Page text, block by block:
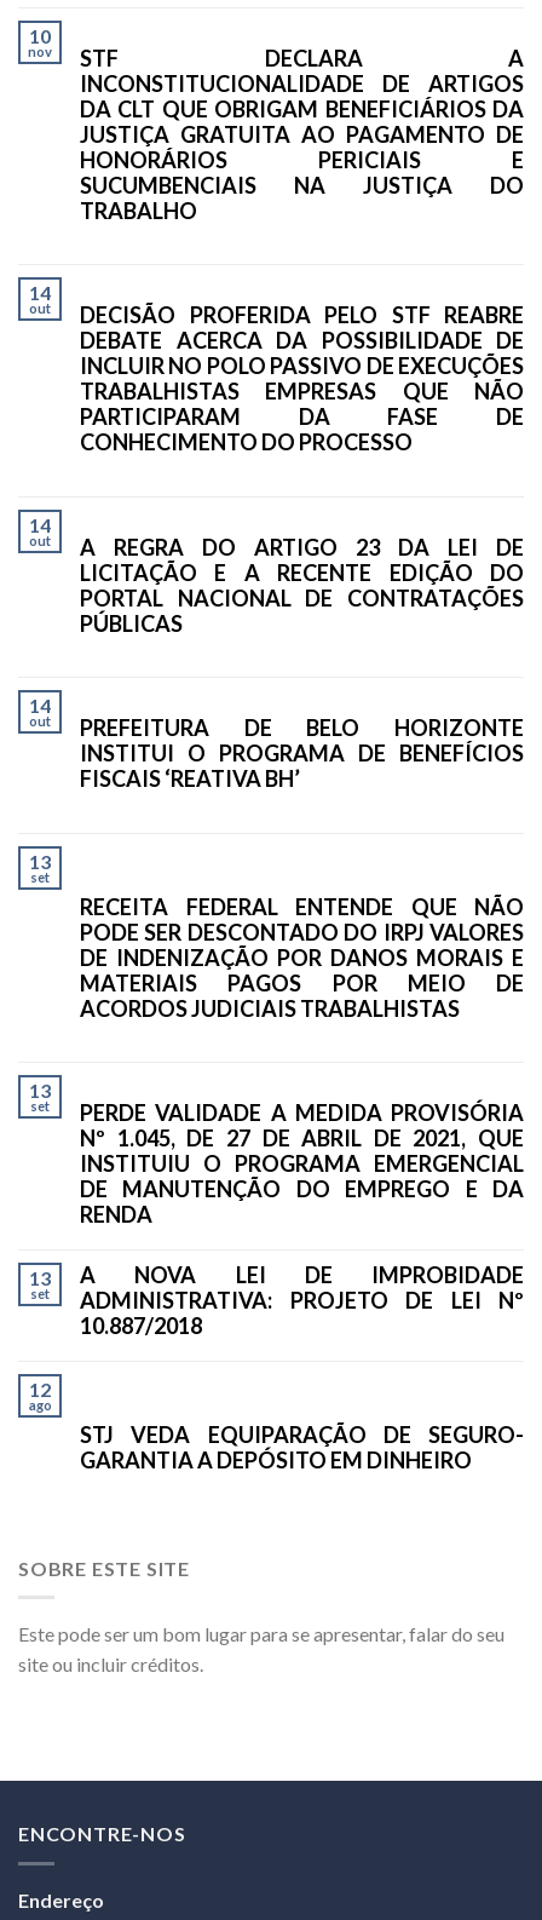
10
nov
STF DECLARA A
INCONSTITUCIONALIDADE DE ARTIGOS
DA CLT QUE OBRIGAM BENEFICIÁRIOS DA
JUSTIÇA GRATUITA AO PAGAMENTO DE
HONORÁRIOS PERICIAIS E
SUCUMBENCIAIS NA JUSTIÇA DO
TRABALHO
14
out
DECISÃO PROFERIDA PELO STF REABRE
DEBATE ACERCA DA POSSIBILIDADE DE
INCLUIR NO POLO PASSIVO DE EXECUÇÕES
TRABALHISTAS EMPRESAS QUE NÃO
PARTICIPARAM DA FASE DE
CONHECIMENTO DO PROCESSO
14
out
A REGRA DO ARTIGO 23 DA LEI DE
LICITAÇÃO E A RECENTE EDIÇÃO DO
PORTAL NACIONAL DE CONTRATAÇÕES
PÚBLICAS
14
out
PREFEITURA DE BELO HORIZONTE
INSTITUI O PROGRAMA DE BENEFÍCIOS
FISCAIS ‘REATIVA BH’
13
set
RECEITA FEDERAL ENTENDE QUE NÃO
PODE SER DESCONTADO DO IRPJ VALORES
DE INDENIZAÇÃO POR DANOS MORAIS E
MATERIAIS PAGOS POR MEIO DE
ACORDOS JUDICIAIS TRABALHISTAS
13
set
PERDE VALIDADE A MEDIDA PROVISÓRIA
Nº 1.045, DE 27 DE ABRIL DE 2021, QUE
INSTITUIU O PROGRAMA EMERGENCIAL
DE MANUTENÇÃO DO EMPREGO E DA
RENDA
13
set
A NOVA LEI DE IMPROBIDADE
ADMINISTRATIVA: PROJETO DE LEI Nº
10.887/2018
12
ago
STJ VEDA EQUIPARAÇÃO DE SEGURO-
GARANTIA A DEPÓSITO EM DINHEIRO
SOBRE ESTE SITE
Este pode ser um bom lugar para se apresentar, falar do seu
site ou incluir créditos.
ENCONTRE-NOS
Endereço